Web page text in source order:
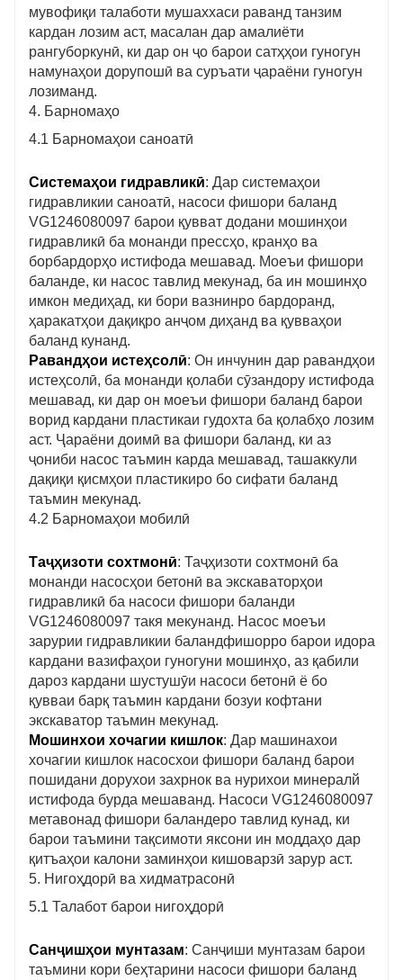
мувофиқи талаботи мушаххаси раванд танзим
кардан лозим аст, масалан дар амалиёти
рангуборкунӣ, ки дар он ҷо барои сатҳҳои гуногун
намунаҳои дорупошӣ ва суръати ҷараёни гуногун
лозиманд.
4. Барномаҳо
4.1 Барномаҳои саноатӣ
Системаҳои гидравликӣ: Дар системаҳои
гидравликии саноатӣ, насоси фишори баланд
VG1246080097 барои қувват додани мошинҳои
гидравликӣ ба монанди прессҳо, кранҳо ва
борбардорҳо истифода мешавад. Моеъи фишори
баланде, ки насос тавлид мекунад, ба ин мошинҳо
имкон медиҳад, ки бори вазнинро бардоранд,
ҳаракатҳои дақиқро анҷом диҳанд ва қувваҳои
баланд кунанд.
Равандҳои истеҳсолӣ: Он инчунин дар равандҳои
истеҳсолӣ, ба монанди қолаби сӯзандору истифода
мешавад, ки дар он моеъи фишори баланд барои
ворид кардани пластикаи гудохта ба қолабҳо лозим
аст. Ҷараёни доимӣ ва фишори баланд, ки аз
ҷониби насос таъмин карда мешавад, ташаккули
дақиқи қисмҳои пластикиро бо сифати баланд
таъмин мекунад.
4.2 Барномаҳои мобилӣ
Таҷҳизоти сохтмонӣ: Таҷҳизоти сохтмонӣ ба
монанди насосҳои бетонӣ ва экскаваторҳои
гидравликӣ ба насоси фишори баланди
VG1246080097 такя мекунанд. Насос моеъи
зарурии гидравликии баландфишорро барои идора
кардани вазифаҳои гуногуни мошинҳо, аз қабили
дароз кардани шустушӯи насоси бетонӣ ё бо
қувваи барқ ​​таъмин кардани бозуи кофтани
экскаватор таъмин мекунад.
Мошинхои хочагии кишлок: Дар машинахои
хочагии кишлок насосхои фишори баланд барои
пошидани дорухои захрнок ва нурихои минералй
истифода бурда мешаванд. Насоси VG1246080097
метавонад фишори баландеро тавлид кунад, ки
барои таъмини тақсимоти яксони ин моддаҳо дар
қитъаҳои калони заминҳои кишоварзӣ зарур аст.
5. Нигоҳдорӣ ва хидматрасонӣ
5.1 Талабот барои нигоҳдорӣ
Санҷишҳои мунтазам: Санҷиши мунтазам барои
таъмини кори беҳтарини насоси фишори баланд